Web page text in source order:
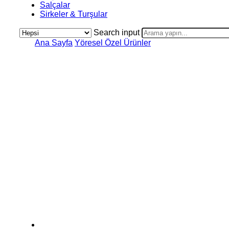
Salçalar
Sirkeler & Turşular
Search input
Ana Sayfa Yöresel Özel Ürünler